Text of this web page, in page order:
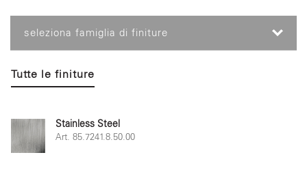
seleziona famiglia di finiture
Tutte le finiture
Stainless Steel
Art. 85.7241.8.50.00